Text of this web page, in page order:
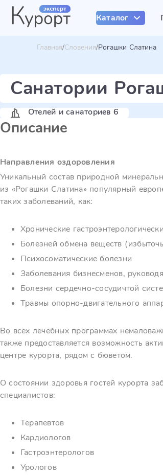
Каталог
Главная Словения Рогашки Слатина
Санатории
Отелей и санаториев 6
Описание
Направления оздоровления
Уникальный состав природной
из «Рогашки Слатина» популярный
таких заболеваний, как:
Хронические
Болезней обмена веществ
Психосоматические болезни
Заболевания бизнесменов,
Болезни сердечно-сосудичтой
Травмы опорно-двигательного
Во всех лечебных программах
также предоставляется возможность
центре курорта, рядом с бюветом.
О состоянии здоровья гостей курорта
специалистов:
Терапевтов
Кардиологов
Гастроэнтерологов
Урологов